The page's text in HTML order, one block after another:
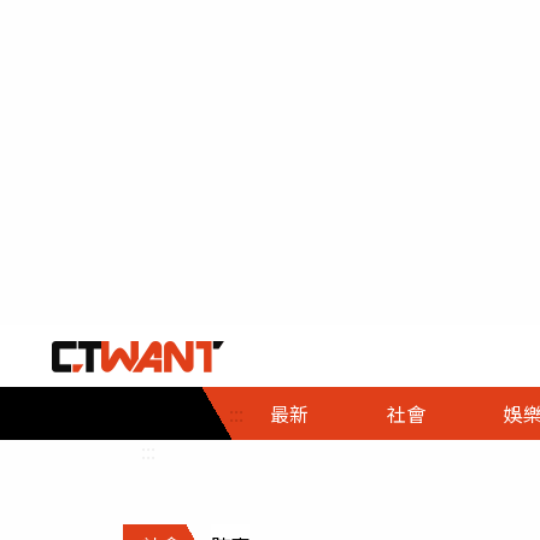
::: 最新 社會
社會首頁
時事
調查
娛樂
娛樂首頁
即時
財經首頁
熱線
政